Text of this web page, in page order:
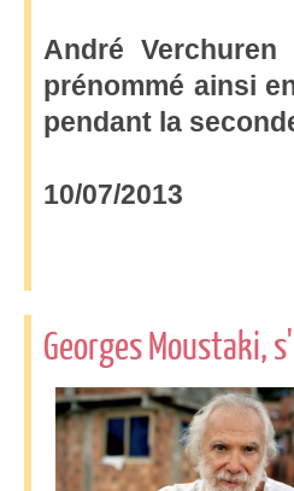
André
prénommé ainsi
pendant la
10/07/2013
Georges Moustaki,